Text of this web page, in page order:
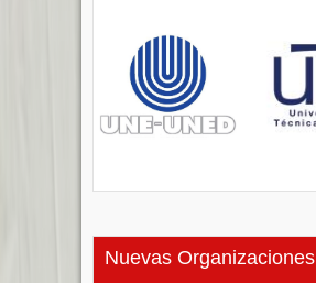
Nuevas Organizaciones